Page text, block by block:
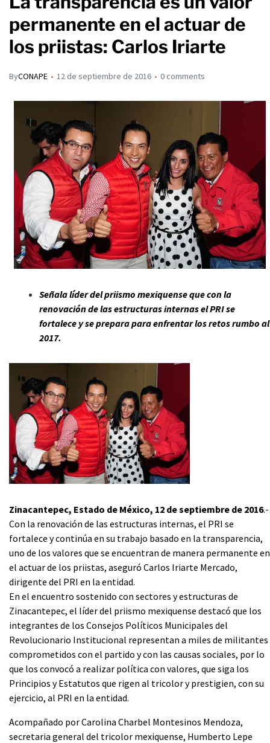
permanente en el actuar de
los priistas: Carlos Iriarte
ByCONAPE 12 de septiembre de 2016 0 comments
Señala líder del priismo mexiquense que con la
renovación de las estructuras internas el PRI se
fortalece y se prepara para enfrentar los retos rumbo al
2017.
Zinacantepec, Estado de México, 12 de septiembre de 2016.-
Con la renovación de las estructuras internas, el PRI se
fortalece y continúa en su trabajo basado en la transparencia,
uno de los valores que se encuentran de manera permanente en
el actuar de los priistas, aseguró Carlos Iriarte Mercado,
dirigente del PRI en la entidad.
En el encuentro sostenido con sectores y estructuras de
Zinacantepec, el líder del priismo mexiquense destacó que los
integrantes de los Consejos Políticos Municipales del
Revolucionario Institucional representan a miles de militantes
comprometidos con el partido y con las causas sociales, por lo
que los convocó a realizar política con valores, que siga los
Principios y Estatutos que rigen al tricolor y prestigien, con su
ejercicio, al PRI en la entidad.
Acompañado por Carolina Charbel Montesinos Mendoza,
secretaria general del tricolor mexiquense, Humberto Lepe